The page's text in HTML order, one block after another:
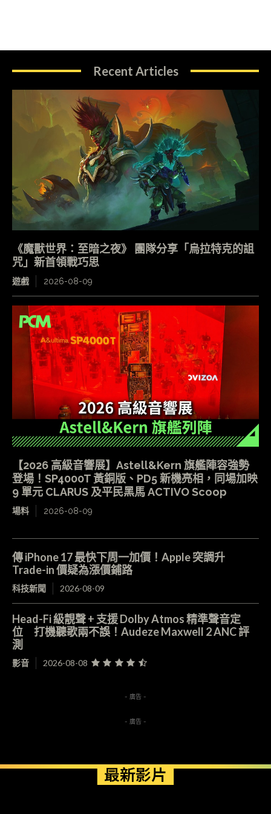
Recent Articles
《魔獸世界：至暗之夜》 團隊分享「烏拉特克的詛
咒」新首領戰巧思
遊戲 2026-08-09
【2026 高級音響展】Astell&Kern 旗艦陣容強勢
登場！SP4000T 黃銅版、PD5 新機亮相，同場加映
9 單元 CLARUS 及平民黑馬 ACTIVO Scoop
場料 2026-08-09
傳 iPhone 17 最快下周一加價！Apple 突調升
Trade-in 價疑為漲價鋪路
科技新聞 2026-08-09
Head-Fi 級靚聲 + 支援 Dolby Atmos 精準聲音定
位 打機聽歌兩不誤！Audeze Maxwell 2 ANC 評
測
影音 2026-08-08
- 廣告 -
- 廣告 -
最新影片